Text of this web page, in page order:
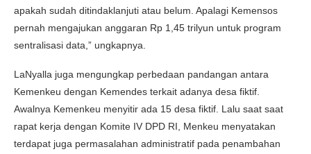
apakah sudah ditindaklanjuti atau belum. Apalagi Kemensos
pernah mengajukan anggaran Rp 1,45 trilyun untuk program
sentralisasi data,” ungkapnya.
LaNyalla juga mengungkap perbedaan pandangan antara
Kemenkeu dengan Kemendes terkait adanya desa fiktif.
Awalnya Kemenkeu menyitir ada 15 desa fiktif. Lalu saat saat
rapat kerja dengan Komite IV DPD RI, Menkeu menyatakan
terdapat juga permasalahan administratif pada penambahan